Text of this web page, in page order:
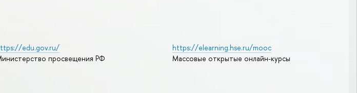
edu.gov.ru/
просвещения РФ
https://elearning.hse.ru/mooc
Массовые открытые онлайн-курсы